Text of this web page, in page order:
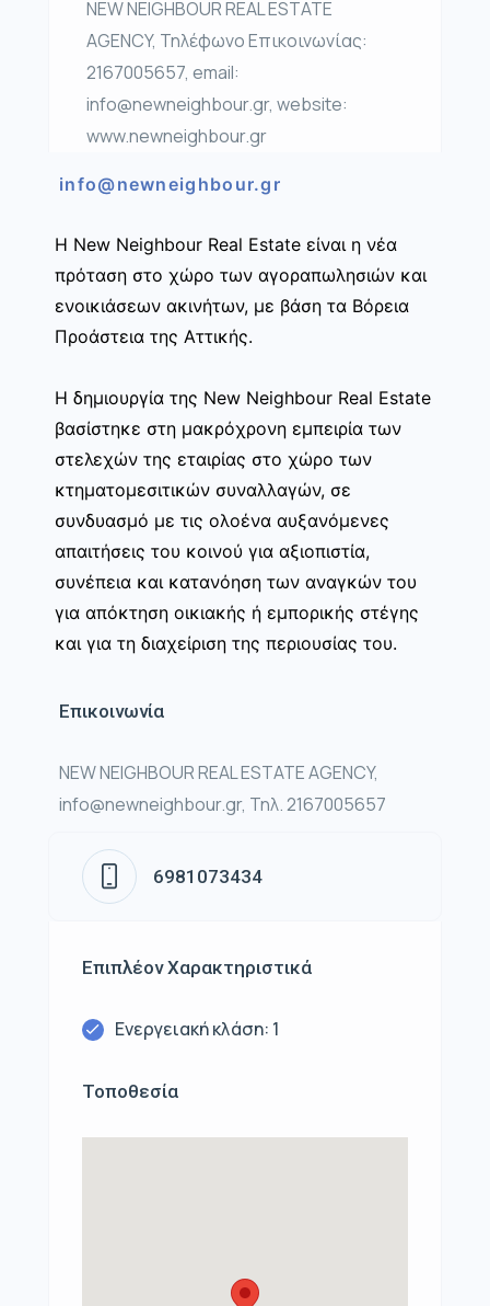
NEW NEIGHBOUR REAL ESTATE
AGENCY, Τηλέφωνο Επικοινωνίας:
2167005657, email:
info@newneighbour.gr, website:
www.newneighbour.gr
info@newneighbour.gr
Η New Neighbour Real Estate είναι η νέα
πρόταση στο χώρο των αγοραπωλησιών και
ενοικιάσεων ακινήτων, με βάση τα Βόρεια
Προάστεια της Αττικής.
Η δημιουργία της New Neighbour Real Estate
βασίστηκε στη μακρόχρονη εμπειρία των
στελεχών της εταιρίας στο χώρο των
κτηματομεσιτικών συναλλαγών, σε
συνδυασμό με τις ολοένα αυξανόμενες
απαιτήσεις του κοινού για αξιοπιστία,
συνέπεια και κατανόηση των αναγκών του
για απόκτηση οικιακής ή εμπορικής στέγης
και για τη διαχείριση της περιουσίας του.
Επικοινωνία
NEW NEIGHBOUR REAL ESTATE AGENCY,
info@newneighbour.gr, Τηλ. 2167005657
6981073434
Επιπλέον Χαρακτηριστικά
Ενεργειακή κλάση: 1
Τοποθεσία